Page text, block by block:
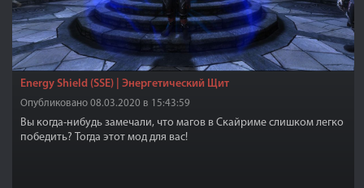
Energy Shield (SSE) | Энергетический Щит
Опубликовано 08.03.2020 в 15:43:59
Вы когда-нибудь замечали, что магов в Скайриме слишком легко
победить? Тогда этот мод для вас!